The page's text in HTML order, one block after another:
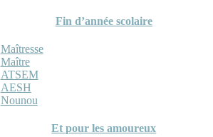
Fin d’année scolaire
Maîtresse
Maître
ATSEM
AESH
Nounou
Et pour les amoureux